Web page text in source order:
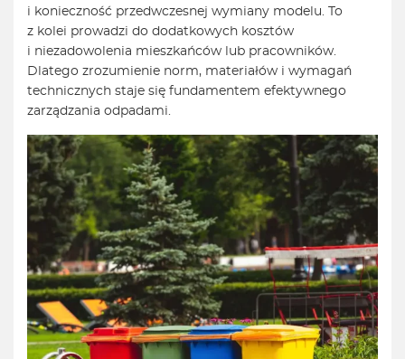
i konieczność przedwczesnej wymiany modelu. To
z kolei prowadzi do dodatkowych kosztów
i niezadowolenia mieszkańców lub pracowników.
Dlatego zrozumienie norm, materiałów i wymagań
technicznych staje się fundamentem efektywnego
zarządzania odpadami.